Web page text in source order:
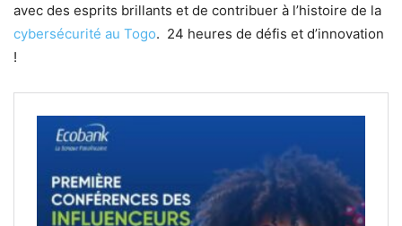
avec des esprits brillants et de contribuer à l’histoire de la
cybersécurité au Togo. 24 heures de défis et d’innovation
!